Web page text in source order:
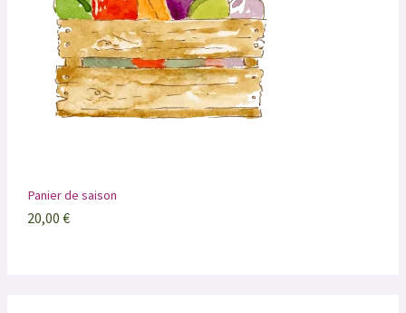
Panier de saison
20,00€